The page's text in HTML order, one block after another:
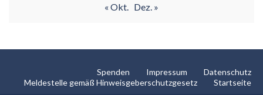
« Okt.
Dez. »
Spenden Impressum
Datenschutz
Meldestelle gemäß Hinweisgeberschutzgesetz
Startseite